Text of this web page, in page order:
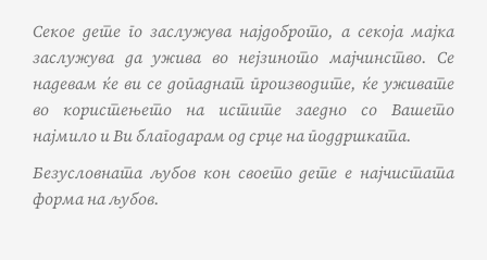
Секое дете го заслужува најдоброто, а секоја мајка
заслужува да ужива во нејзиното мајчинство. Се
надевам ќе ви се допаднат производите, ќе уживате
во користењето на истите заедно со Вашето
најмило и Ви благодарам од срце на поддршката.
Безусловната љубов кон своето дете е најчистата
форма на љубов.